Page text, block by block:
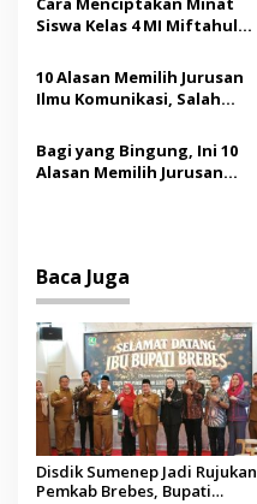
p
o
s
Budaya
Siswa Kelas 4 MI Miftahul
dalam Hitung Perkalian
10 Alasan Memilih Jurusan
Ilmu Komunikasi, Salah
Menjanjikan
Bagi yang Bingung, Ini 10
Alasan Memilih Jurusan
Baca Juga
Disdik Sumenep Jadi Rujukan
Pemkab Brebes, Bupati